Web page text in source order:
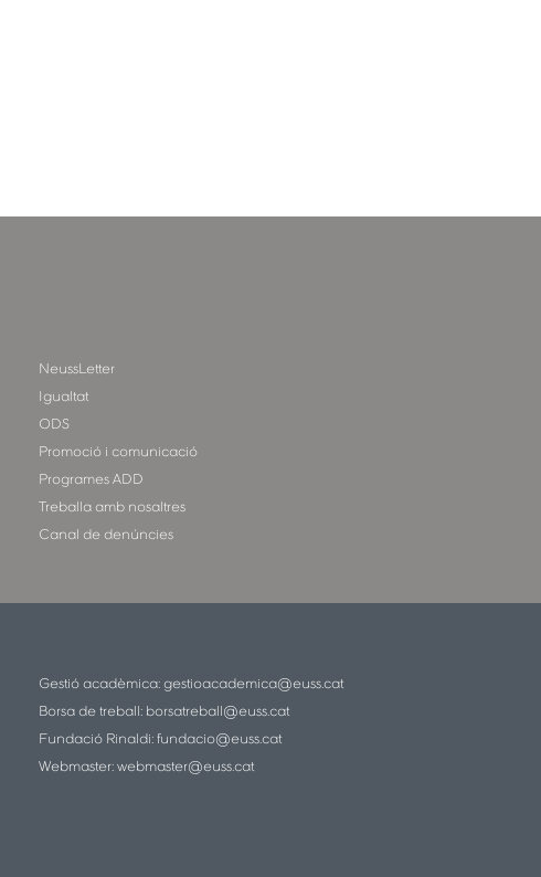
NeussLetter
Igualtat
ODS
Promoció i comunicació
Programes ADD
Treballa amb nosaltres
Canal de denúncies
Gestió acadèmica: gestioacademica@euss.cat
Borsa de treball: borsatreball@euss.cat
Fundació Rinaldi: fundacio@euss.cat
Webmaster: webmaster@euss.cat